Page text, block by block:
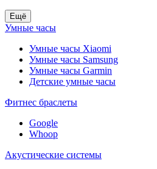
Ещё
Умные часы
Умные часы Xiaomi
Умные часы Samsung
Умные часы Garmin
Детские умные часы
Фитнес браслеты
Google
Whoop
Акустические системы